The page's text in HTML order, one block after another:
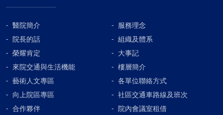
醫院簡介
服務理念
院長的話
組織及體系
榮耀肯定
大事記
來院交通與生活機能
樓層簡介
藝術人文專區
各單位聯絡方式
向上院區專區
社區交通車路線及班次
合作夥伴
院內會議室租借